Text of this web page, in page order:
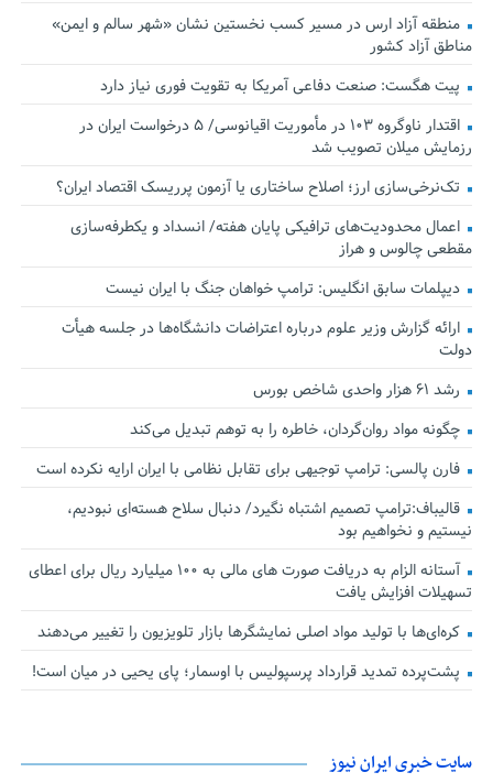
منطقه آزاد ارس در مسیر کسب نخستین نشان «شهر سالم و ایمن»
مناطق آزاد کشور
پیت هگست: صنعت دفاعی آمریکا به تقویت فوری نیاز دارد
اقتدار ناوگروه ۱۰۳ در مأموریت‌ اقیانوسی/ ۵ درخواست ایران در
رزمایش میلان تصویب شد
تک‌نرخی‌سازی ارز؛ اصلاح ساختاری یا آزمون پرریسک اقتصاد ایران؟
اعمال محدودیت‌های ترافیکی پایان هفته/ انسداد و یکطرفه‌سازی
مقطعی چالوس و هراز
دیپلمات سابق انگلیس:‌ ترامپ خواهان جنگ با ایران نیست
ارائه گزارش وزیر علوم درباره اعتراضات دانشگاه‌ها در جلسه هیأت
دولت
رشد ۶۱ هزار واحدی شاخص بورس
چگونه مواد روان‌گردان، خاطره را به توهم تبدیل می‌کند
فارن پالسی: ترامپ توجیهی برای تقابل نظامی با ایران ارایه نکرده است
قالیباف:ترامپ تصمیم اشتباه نگیرد/ دنبال سلاح هسته‌ای نبودیم،
نیستیم و نخواهیم بود
آستانه الزام به دریافت صورت های مالی به ۱۰۰ میلیارد ریال برای اعطای
تسهیلات افزایش یافت
کره‌ای‌ها با تولید مواد اصلی نمایشگرها بازار تلویزیون را تغییر می‌دهند
پشت‌پرده تمدید قرارداد پرسپولیس با اوسمار؛ پای یحیی در میان است!
سایت خبری ایران نیوز